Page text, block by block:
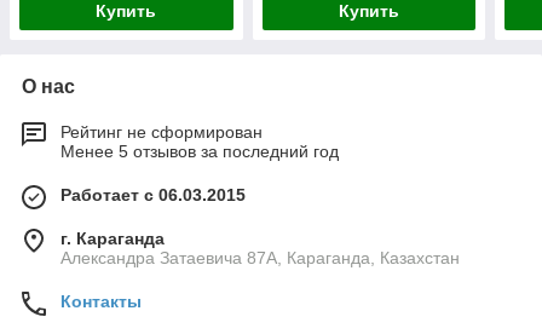
Купить Купить
О нас
Рейтинг не сформирован
Менее 5 отзывов за последний год
Работает с 06.03.2015
г. Караганда
Александра Затаевича 87А, Караганда, Казахстан
Контакты